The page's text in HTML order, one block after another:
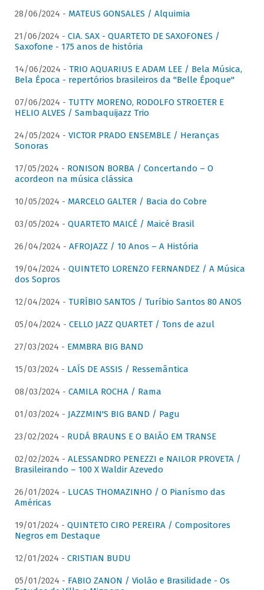
28/06/2024 - MATEUS GONSALES / Alquimia
21/06/2024 - CIA. SAX - QUARTETO DE SAXOFONES /
Saxofone - 175 anos de história
14/06/2024 - TRIO AQUARIUS E ADAM LEE / Bela Música,
Bela Época - repertórios brasileiros da "Belle Époque"
07/06/2024 - TUTTY MORENO, RODOLFO STROETER E
HELIO ALVES / Sambaquijazz Trio
24/05/2024 - VICTOR PRADO ENSEMBLE / Heranças
Sonoras
17/05/2024 - RONISON BORBA / Concertando – O
acordeon na música clássica
10/05/2024 - MARCELO GALTER / Bacia do Cobre
03/05/2024 - QUARTETO MAICÉ / Maicé Brasil
26/04/2024 - AFROJAZZ / 10 Anos – A História
19/04/2024 - QUINTETO LORENZO FERNANDEZ / A Música
dos Sopros
12/04/2024 - TURÍBIO SANTOS / Turíbio Santos 80 ANOS
05/04/2024 - CELLO JAZZ QUARTET / Tons de azul
27/03/2024 - EMMBRA BIG BAND
15/03/2024 - LAÍS DE ASSIS / Ressemântica
08/03/2024 - CAMILA ROCHA / Rama
01/03/2024 - JAZZMIN'S BIG BAND / Pagu
23/02/2024 - RUDÁ BRAUNS E O BAIÃO EM TRANSE
02/02/2024 - ALESSANDRO PENEZZI e NAILOR PROVETA /
Brasileirando – 100 X Waldir Azevedo
26/01/2024 - LUCAS THOMAZINHO / O Pianísmo das
Américas
19/01/2024 - QUINTETO CIRO PEREIRA / Compositores
Negros em Destaque
12/01/2024 - CRISTIAN BUDU
05/01/2024 - FABIO ZANON / Violão e Brasilidade - Os